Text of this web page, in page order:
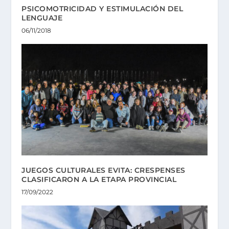
PSICOMOTRICIDAD Y ESTIMULACIÓN DEL
LENGUAJE
06/11/2018
JUEGOS CULTURALES EVITA: CRESPENSES
CLASIFICARON A LA ETAPA PROVINCIAL
17/09/2022